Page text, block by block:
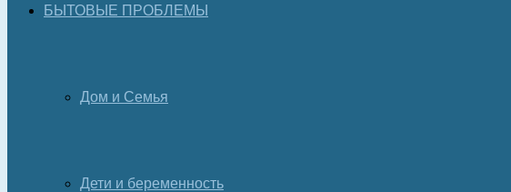
БЫТОВЫЕ ПРОБЛЕМЫ
Дом и Семья
Дети и беременность